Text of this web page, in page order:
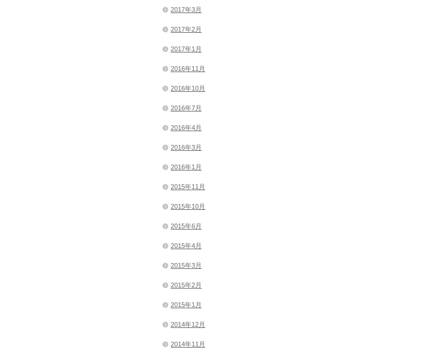
2017年3月
2017年2月
2017年1月
2016年11月
2016年10月
2016年7月
2016年4月
2016年3月
2016年1月
2015年11月
2015年10月
2015年6月
2015年4月
2015年3月
2015年2月
2015年1月
2014年12月
2014年11月